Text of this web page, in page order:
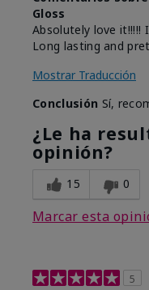
Gloss
Absolutely love it!!!!!
Long lasting and
Mostrar Traducción
Conclusión Sí,
¿Le ha
opinión?
15 0
Marcar esta
5